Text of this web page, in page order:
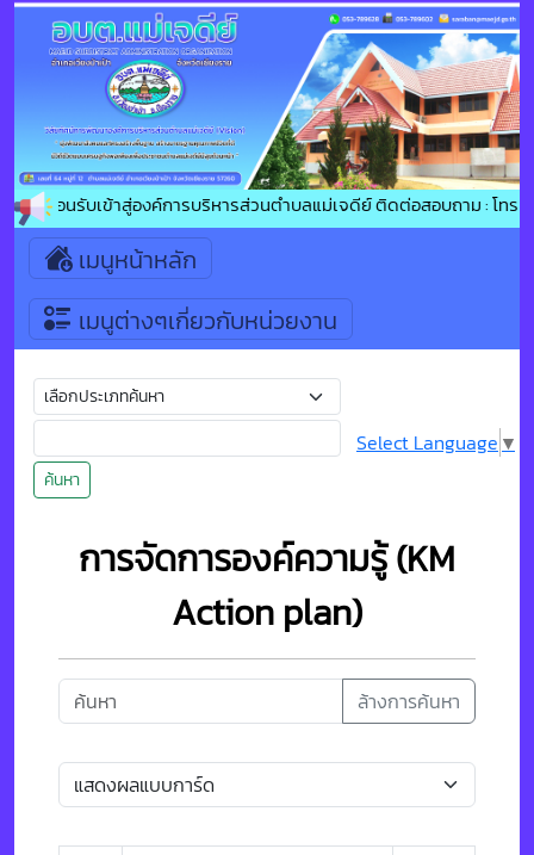
ยินดีต้อนรับเข้าสู่องค์การบริหารส่วนตำบลแม่เจดีย์ ติดต่อสอบถาม : โทรศั
เมนูหน้าหลัก
เมนูต่างๆเกี่ยวกับหน่วยงาน
ค้นหา
Select Language ▼
การจัดการองค์ความรู้ (KM
Action plan)
ล้างการค้นหา